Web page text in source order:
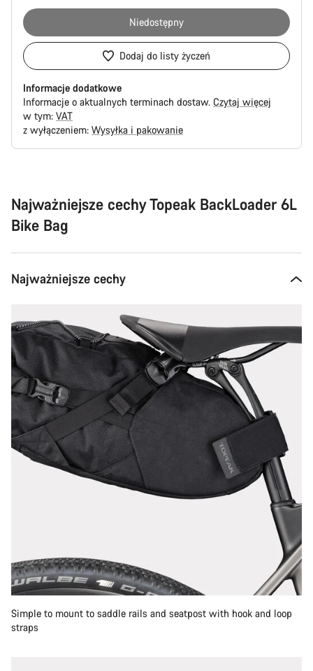
Niedostępny
Dodaj do listy życzeń
Informacje dodatkowe
Informacje o aktualnych terminach dostaw. Czytaj więcej
w tym: VAT
z wyłączeniem: Wysyłka i pakowanie
Najważniejsze cechy Topeak BackLoader 6L
Bike Bag
Najważniejsze cechy
Simple to mount to saddle rails and seatpost with hook and loop
straps